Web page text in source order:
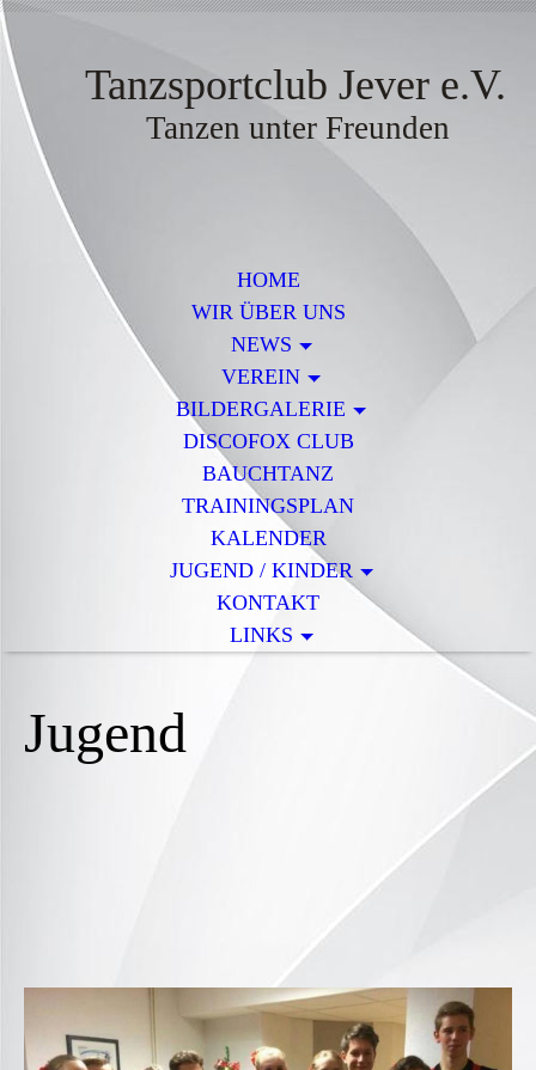
Tanzsportclub Jever e.V.
Tanzen unter Freunden
HOME
WIR ÜBER UNS
NEWS
VEREIN
BILDERGALERIE
DISCOFOX CLUB
BAUCHTANZ
TRAININGSPLAN
KALENDER
JUGEND / KINDER
KONTAKT
LINKS
Jugend